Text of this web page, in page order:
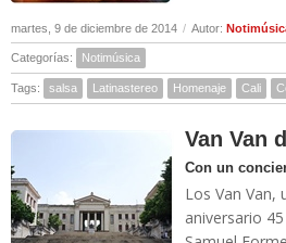
martes, 9 de diciembre de 2014 / Autor:
Categorías: Notimúsica
Tags: salsa Latinastereo Homenaje Cali
Van Van
Con un
Los Van Van,
aniversario